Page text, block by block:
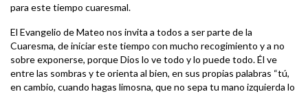
para este tiempo cuaresmal.
El Evangelio de Mateo nos invita a todos a ser parte de la
Cuaresma, de iniciar este tiempo con mucho recogimiento y a no
sobre exponerse, porque Dios lo ve todo y lo puede todo. Él ve
entre las sombras y te orienta al bien, en sus propias palabras “tú,
en cambio, cuando hagas limosna, que no sepa tu mano izquierda lo